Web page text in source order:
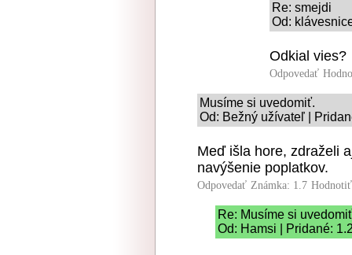
Re: smejdi
Od:
Odkial vies?
Odpovedať
Musíme si uvedomiť.
Od: Bežný užívateľ |
Meď išla hore, zdraželi
navýšenie poplatkov.
Odpovedať Známka: 1.7
Re: Musíme si
Od: Hamsi | Pridané: